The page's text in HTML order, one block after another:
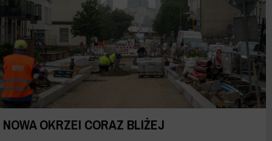
NOWA OKRZEI CORAZ BLIŻEJ